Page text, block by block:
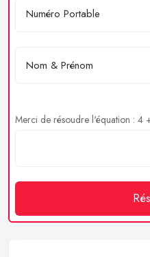
Merci de résoudre l'équation : 4